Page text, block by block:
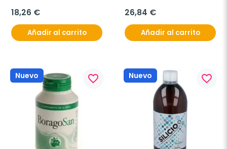
18,26 €
Añadir al carrito
26,84 €
Añadir al carrito
Nuevo favorite_border Nuevo favorite_border